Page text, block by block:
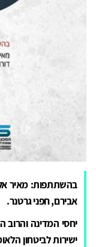
בהשתתפות: מאיר
אבירם, חפני גרטנר.
יחסי המדינה והרוב
ישירות לביטחון